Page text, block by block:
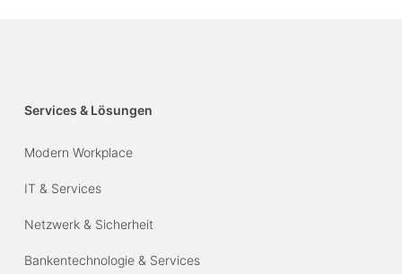
Services & Lösungen
Modern Workplace
IT & Services
Netzwerk & Sicherheit
Bankentechnologie & Services